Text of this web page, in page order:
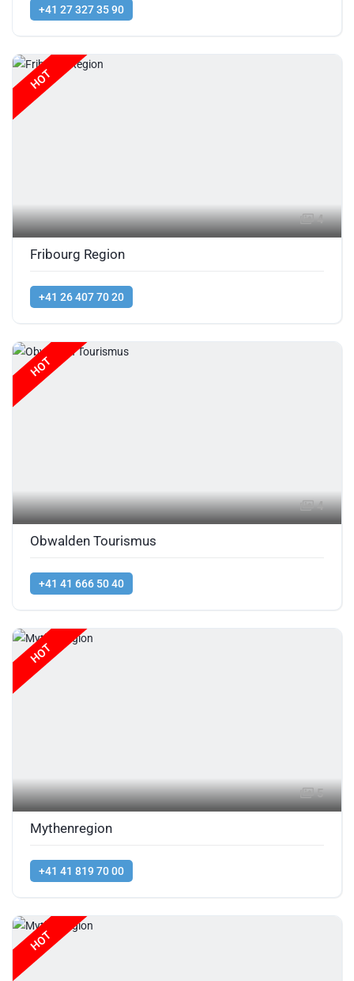
+41 27 327 35 90
HOT
4
Fribourg Region
+41 26 407 70 20
HOT
4
Obwalden Tourismus
+41 41 666 50 40
HOT
5
Mythenregion
+41 41 819 70 00
HOT